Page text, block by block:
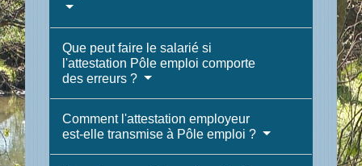
Que peut faire le salarié si
l'attestation Pôle emploi comporte
des erreurs ?
Comment l'attestation employeur
est-elle transmise à Pôle emploi ?